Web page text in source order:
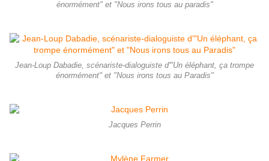
énormément" et "Nous irons tous au paradis"
Jean-Loup Dabadie, scénariste-dialoguiste d'"Un éléphant, ça trompe
énormément" et "Nous irons tous au Paradis"
Jacques Perrin